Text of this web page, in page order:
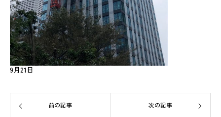
9月21日
前の記事 次の記事